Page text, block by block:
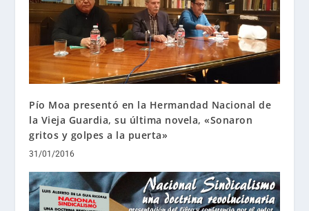
Pío Moa presentó en la Hermandad Nacional de
la Vieja Guardia, su última novela, «Sonaron
gritos y golpes a la puerta»
31/01/2016